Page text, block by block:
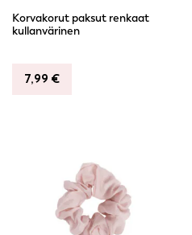
Korvakorut paksut renkaat
kullanvärinen
7,99 €